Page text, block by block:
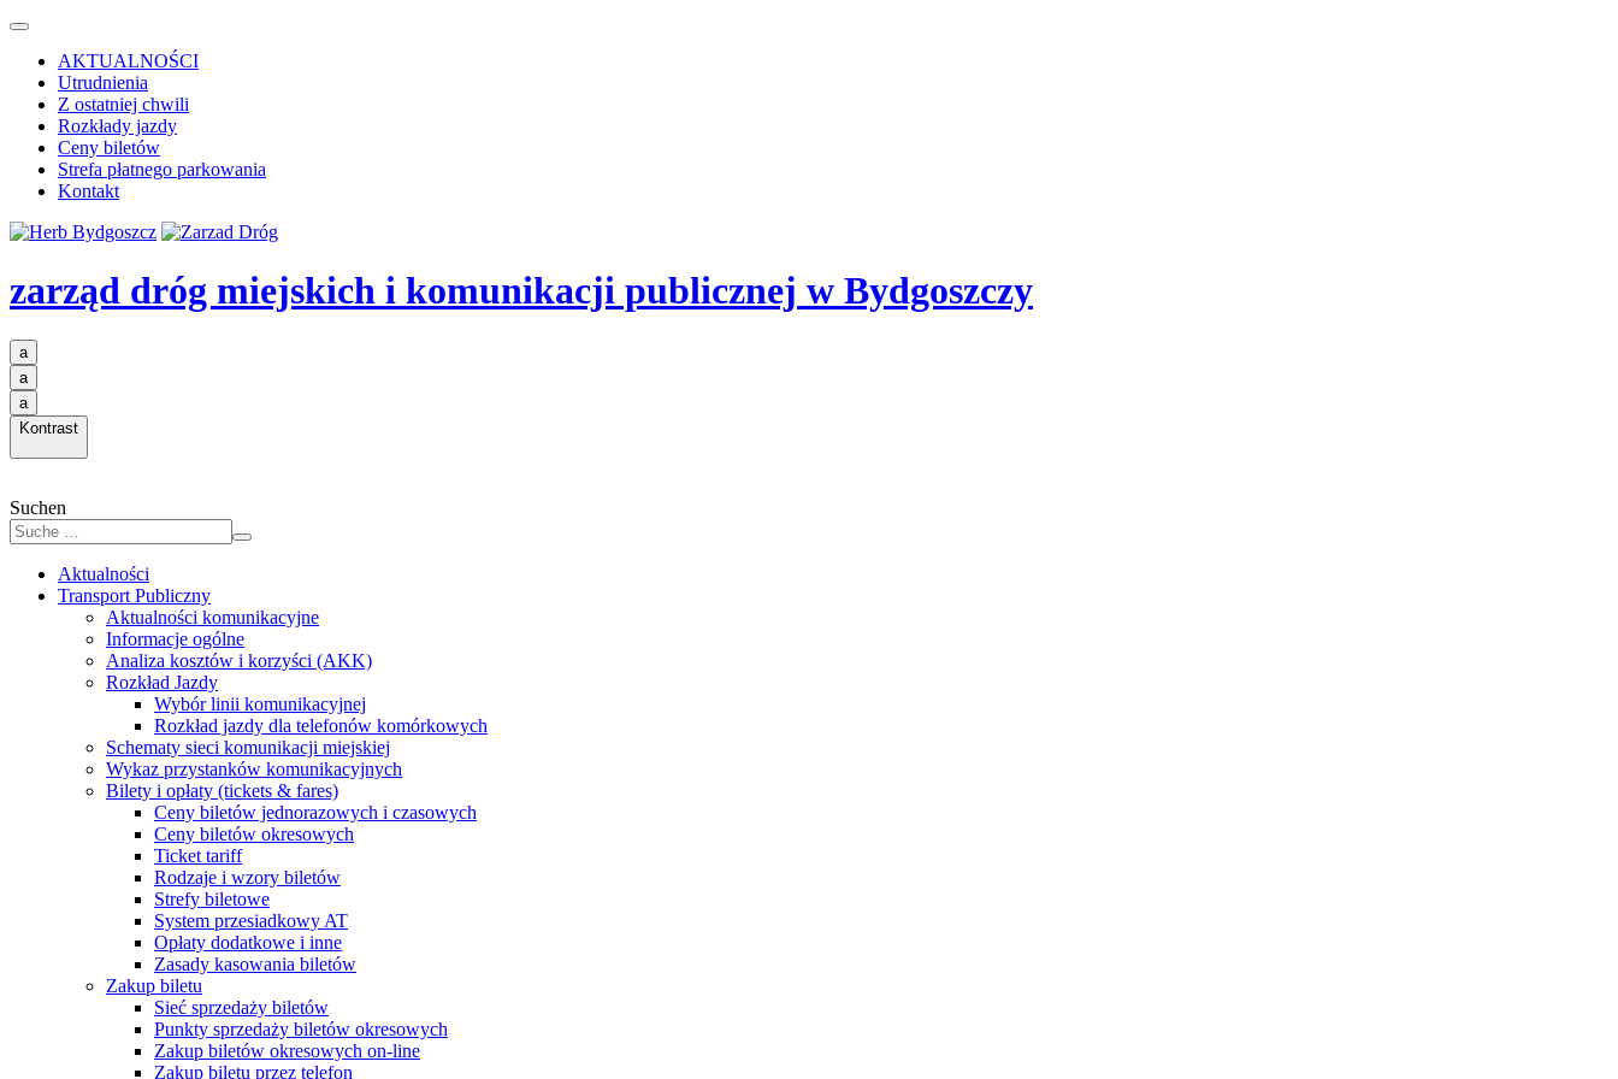
AKTUALNOŚCI
Utrudnienia
Z ostatniej chwili
Rozkłady jazdy
Ceny biletów
Strefa płatnego parkowania
Kontakt
zarząd dróg miejskich i komunikacji publicznej w Bydgoszczy
a
a
a
Kontrast
Suchen
Aktualności
Transport Publiczny
Aktualności komunikacyjne
Informacje ogólne
Analiza kosztów i korzyści (AKK)
Rozkład Jazdy
Wybór linii komunikacyjnej
Rozkład jazdy dla telefonów komórkowych
Schematy sieci komunikacji miejskiej
Wykaz przystanków komunikacyjnych
Bilety i opłaty (tickets & fares)
Ceny biletów jednorazowych i czasowych
Ceny biletów okresowych
Ticket tariff
Rodzaje i wzory biletów
Strefy biletowe
System przesiadkowy AT
Opłaty dodatkowe i inne
Zasady kasowania biletów
Zakup biletu
Sieć sprzedaży biletów
Punkty sprzedaży biletów okresowych
Zakup biletów okresowych on-line
Zakup biletu przez telefon